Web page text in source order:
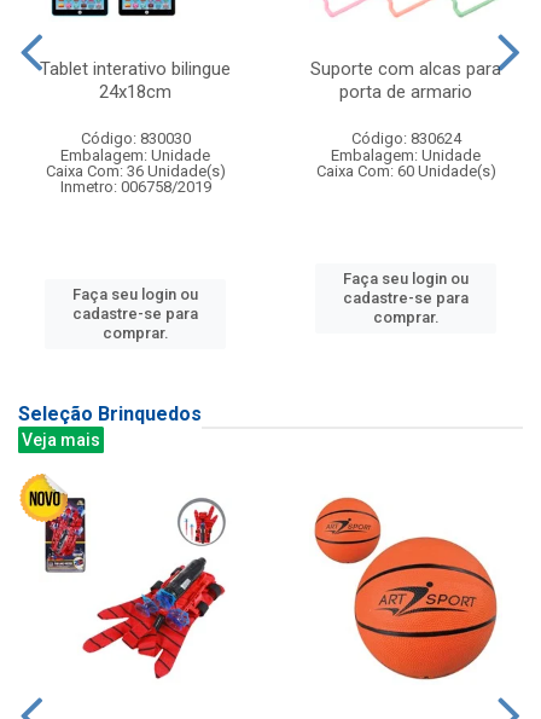
Tablet interativo bilingue
24x18cm
Código: 830030
Embalagem: Unidade
Caixa Com: 36 Unidade(s)
Inmetro: 006758/2019
Faça seu login ou
cadastre-se para
comprar.
Suporte com alcas para
porta de armario
Código: 830624
Embalagem: Unidade
Caixa Com: 60 Unidade(s)
Faça seu login ou
cadastre-se para
comprar.
Seleção Brinquedos
Veja mais